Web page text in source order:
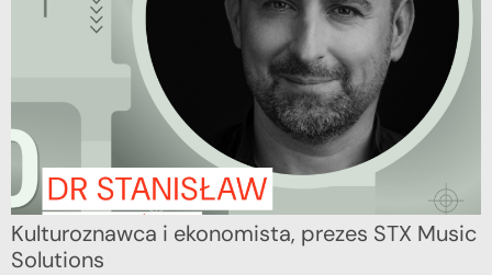
Kulturoznawca i ekonomista, prezes STX Music
Solutions